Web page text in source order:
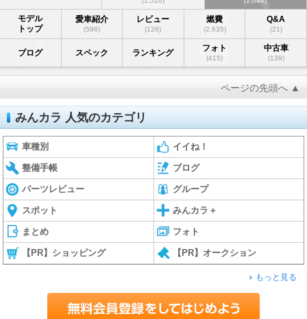
モデル
トップ
愛車紹介
(596)
レビュー
(126)
燃費
(2,635)
Q&A
(21)
ブログ スペック ランキング フォト
(415)
中古車
(139)
ページの先頭へ ▲
みんカラ 人気のカテゴリ
車種別 イイね！
整備手帳 ブログ
パーツレビュー グループ
スポット みんカラ＋
まとめ フォト
【PR】ショッピング 【PR】オークション
もっと見る